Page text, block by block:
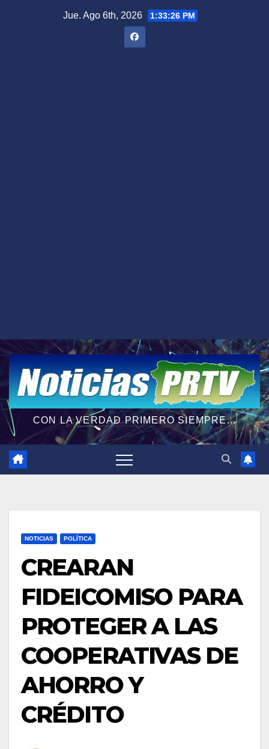
Jue. Ago 6th, 2026 1:33:28 PM
CON LA VERDAD PRIMERO SIEMPRE...
NOTICIAS POLÍTICA
CREARAN
FIDEICOMISO PARA
PROTEGER A LAS
COOPERATIVAS DE
AHORRO Y
CRÉDITO